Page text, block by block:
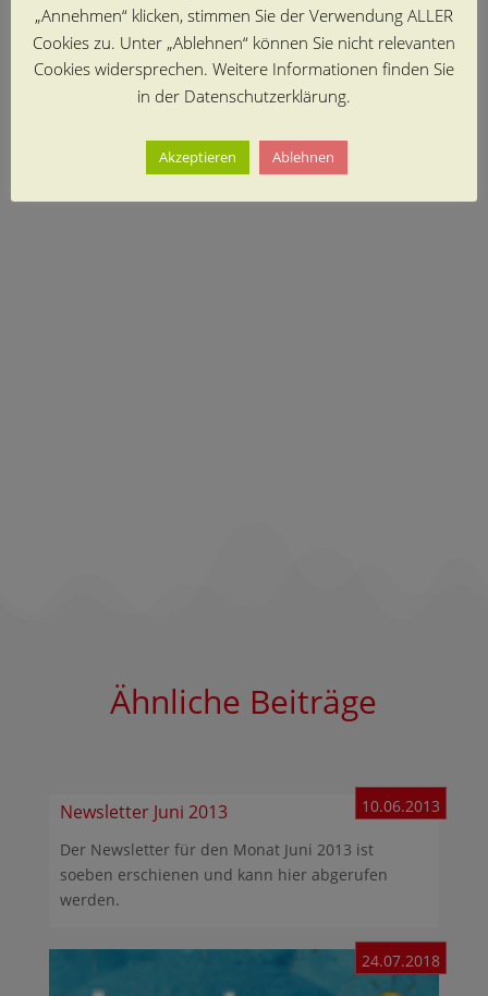
Ähnliche Beiträge
Newsletter Juni 2013 10.06.2013
Der Newsletter für den Monat Juni 2013 ist
soeben erschienen und kann hier abgerufen
werden.
24.07.2018
„Annehmen“ klicken, stimmen Sie der Verwendung ALLER
Cookies zu. Unter „Ablehnen“ können Sie nicht relevanten
Cookies widersprechen. Weitere Informationen finden Sie
in der Datenschutzerklärung.
Akzeptieren Ablehnen